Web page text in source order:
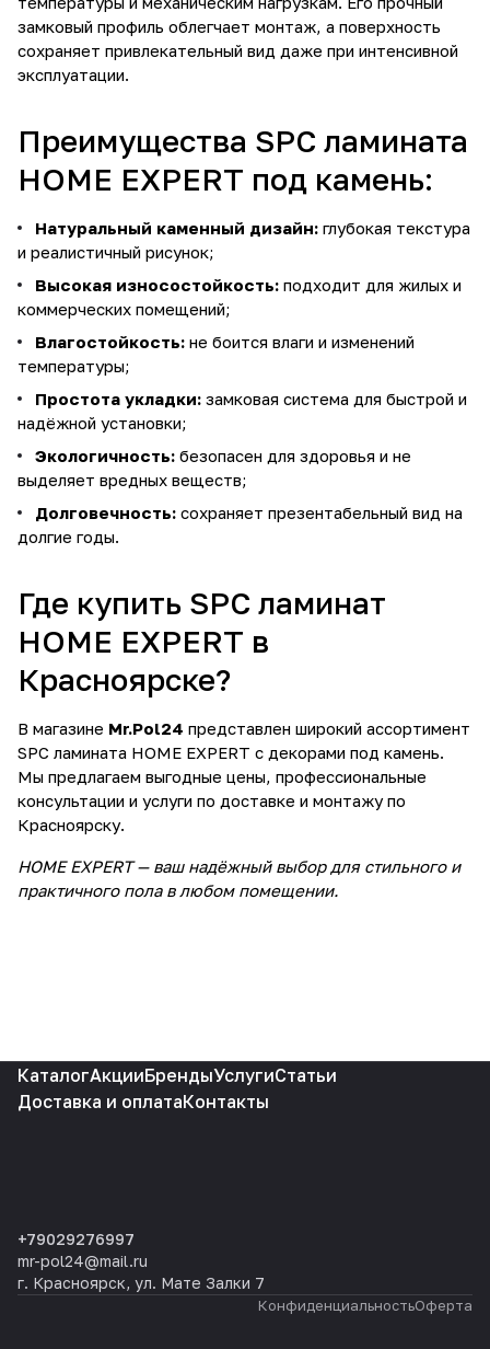
замковый профиль облегчает монтаж, а поверхность
сохраняет привлекательный вид даже при интенсивной
эксплуатации.
Преимущества SPC ламината
HOME EXPERT под камень:
Натуральный каменный дизайн: глубокая текстура
и реалистичный рисунок;
Высокая износостойкость: подходит для жилых и
коммерческих помещений;
Влагостойкость: не боится влаги и изменений
температуры;
Простота укладки: замковая система для быстрой и
надёжной установки;
Экологичность: безопасен для здоровья и не
выделяет вредных веществ;
Долговечность: сохраняет презентабельный вид на
долгие годы.
Где купить SPC ламинат
HOME EXPERT в
Красноярске?
В магазине Mr.Pol24 представлен широкий ассортимент
SPC ламината HOME EXPERT с декорами под камень.
Мы предлагаем выгодные цены, профессиональные
консультации и услуги по доставке и монтажу по
Красноярску.
HOME EXPERT — ваш надёжный выбор для стильного и
практичного пола в любом помещении.
КаталогАкцииБрендыУслугиСтатьи
Доставка и оплатаКонтакты
+79029276997
mr-pol24@mail.ru
г. Красноярск, ул. Мате Залки 7
КонфиденциальностьОферта